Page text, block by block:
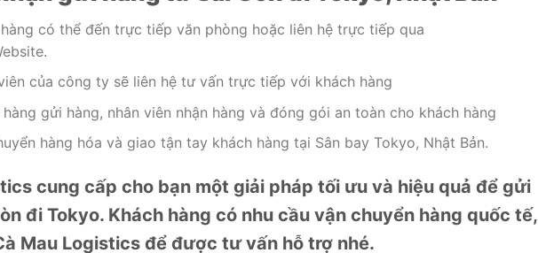
hàng có thể đến trực tiếp văn phòng hoặc liên hệ trực tiếp qua
của công ty sẽ liên hệ tư vấn trực tiếp với khách hàng
gửi hàng, nhân viên nhận hàng và đóng gói an toàn cho khách hàng
hàng hóa và giao tận tay khách hàng tại Sân bay Tokyo, Nhật Bản.
cung cấp cho bạn một giải pháp tối ưu và hiệu quả để gửi
đi Tokyo. Khách hàng có nhu cầu vận chuyển hàng quốc tế,
Mau Logistics để được tư vấn hỗ trợ nhé.